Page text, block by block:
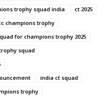
trophy squad india
ct 2025
champions trophy
for champions trophy 2025
squad
india ct squad
trophy